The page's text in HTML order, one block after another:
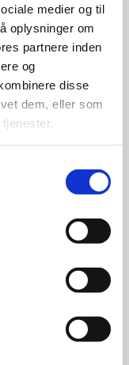
medier og til
oplysninger om
partnere inden
og
disse
dem, eller som
stor
vi